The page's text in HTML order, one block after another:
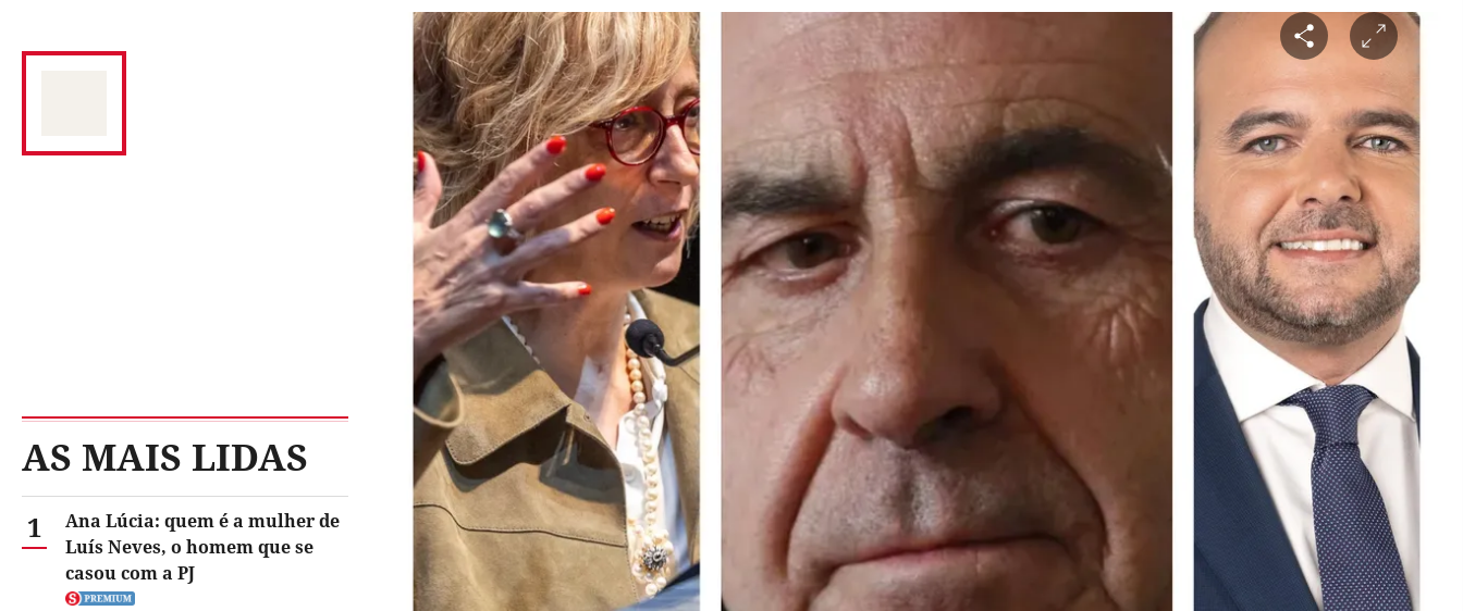
AS MAIS LIDAS
1
Ana Lúcia: quem é a mulher de
Luís Neves, o homem que se
casou com a PJ